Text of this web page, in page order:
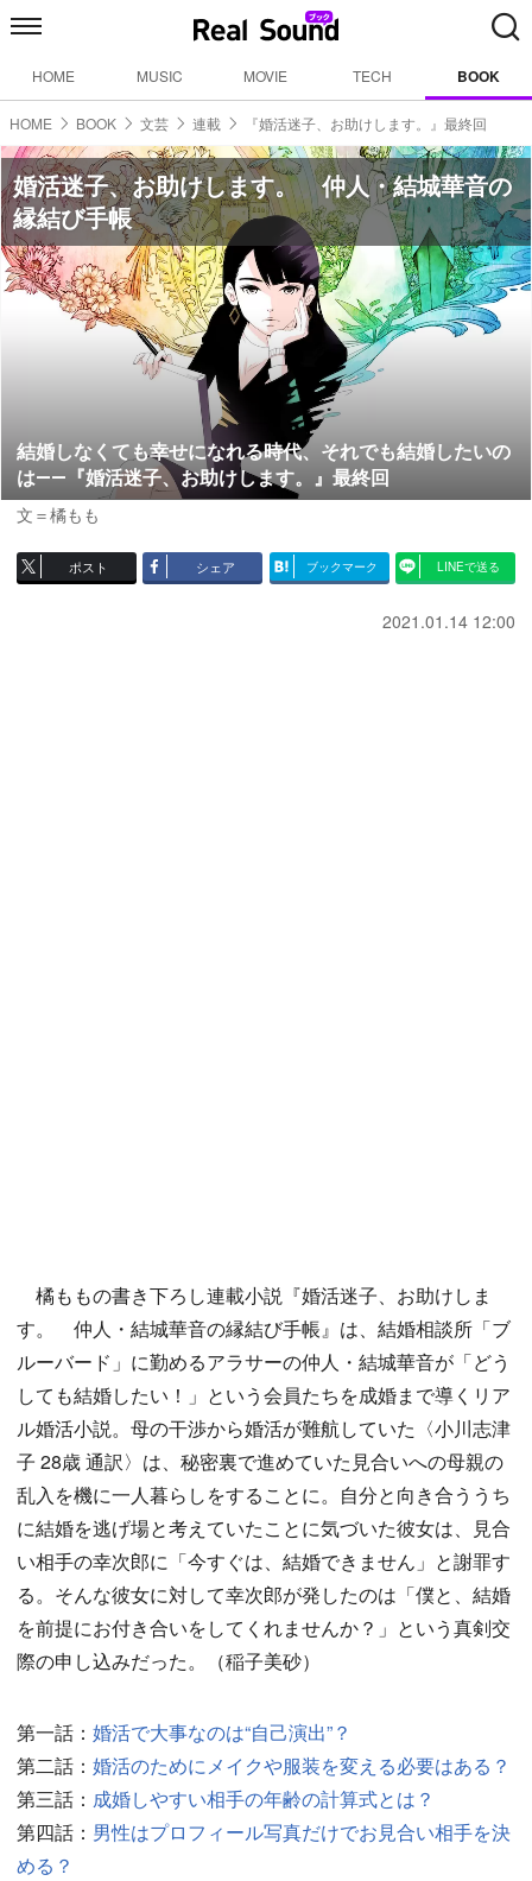
HOME MUSIC MOVIE TECH BOOK
HOME BOOK 文芸 連載 『婚活迷子、お助けします。』最終回
婚活迷子、お助けします。 仲人・結城華音の
縁結び手帳
結婚しなくても幸せになれる時代、それでも結婚したいの
は――『婚活迷子、お助けします。』最終回
文＝橘もも
ポスト シェア ブックマーク LINEで送る
2021.01.14 12:00
橘ももの書き下ろし連載小説『婚活迷子、お助けしま
す。 仲人・結城華音の縁結び手帳』は、結婚相談所「ブ
ルーバード」に勤めるアラサーの仲人・結城華音が「どう
しても結婚したい！」という会員たちを成婚まで導くリア
ル婚活小説。母の干渉から婚活が難航していた〈小川志津
子 28歳 通訳〉は、秘密裏で進めていた見合いへの母親の
乱入を機に一人暮らしをすることに。自分と向き合ううち
に結婚を逃げ場と考えていたことに気づいた彼女は、見合
い相手の幸次郎に「今すぐは、結婚できません」と謝罪す
る。そんな彼女に対して幸次郎が発したのは「僕と、結婚
を前提にお付き合いをしてくれませんか？」という真剣交
際の申し込みだった。（稲子美砂）
第一話： 婚活で大事なのは“自己演出”？
第二話： 婚活のためにメイクや服装を変える必要はある？
第三話： 成婚しやすい相手の年齢の計算式とは？
第四話： 男性はプロフィール写真だけでお見合い相手を決
める？